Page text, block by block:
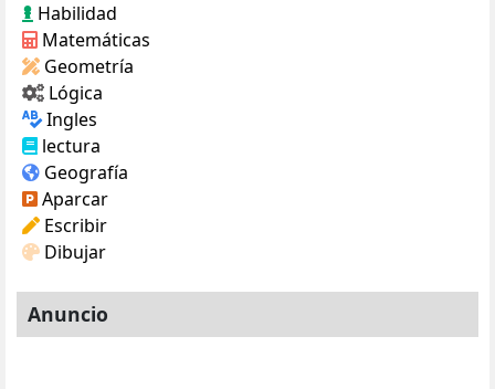
Habilidad
Matemáticas
Geometría
Lógica
Ingles
lectura
Geografía
Aparcar
Escribir
Dibujar
Anuncio